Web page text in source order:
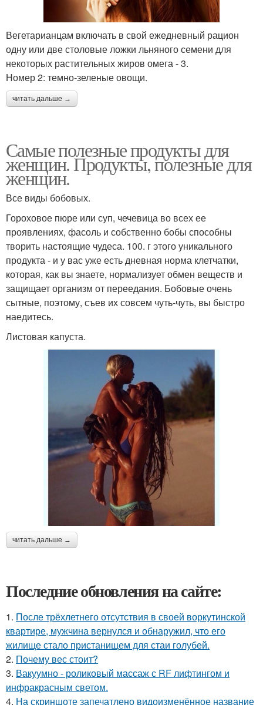
Вегетарианцам включать в свой ежедневный рацион
одну или две столовые ложки льняного семени для
некоторых растительных жиров омега - 3.
Номер 2: темно-зеленые овощи.
читать дальше →
Самые полезные продукты для
женщин. Продукты, полезные для
женщин.
Все виды бобовых.
Гороховое пюре или суп, чечевица во всех ее
проявлениях, фасоль и собственно бобы способны
творить настоящие чудеса. 100. г этого уникального
продукта - и у вас уже есть дневная норма клетчатки,
которая, как вы знаете, нормализует обмен веществ и
защищает организм от переедания. Бобовые очень
сытные, поэтому, съев их совсем чуть-чуть, вы быстро
наедитесь.
Листовая капуста.
читать дальше →
Последние обновления на сайте:
1. После трёхлетнего отсутствия в своей воркутинской
квартире, мужчина вернулся и обнаружил, что его
жилище стало пристанищем для стаи голубей.
2. Почему вес стоит?
3. Вакуумно - роликовый массаж с RF лифтингом и
инфракрасным светом.
4. На скриншоте запечатлено видоизменённое название